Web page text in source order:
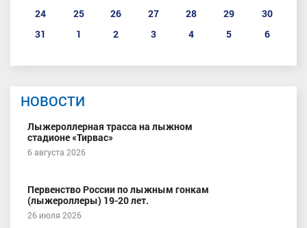
24
25 26 27 28 29
30
31
1 2 3 4 5 6
НОВОСТИ
Лыжероллерная трасса на лыжном
стадионе «Тирвас»
6 августа 2026
Первенство России по лыжным гонкам
(лыжероллеры) 19-20 лет.
26 июля 2026